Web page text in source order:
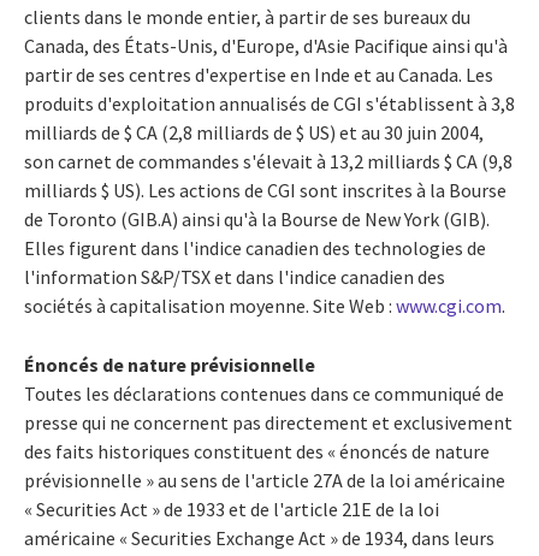
clients dans le monde entier, à partir de ses bureaux du
Canada, des États-Unis, d'Europe, d'Asie Pacifique ainsi qu'à
partir de ses centres d'expertise en Inde et au Canada. Les
produits d'exploitation annualisés de CGI s'établissent à 3,8
milliards de $ CA (2,8 milliards de $ US) et au 30 juin 2004,
son carnet de commandes s'élevait à 13,2 milliards $ CA (9,8
milliards $ US). Les actions de CGI sont inscrites à la Bourse
de Toronto (GIB.A) ainsi qu'à la Bourse de New York (GIB).
Elles figurent dans l'indice canadien des technologies de
l'information S&P/TSX et dans l'indice canadien des
sociétés à capitalisation moyenne. Site Web : www.cgi.com.
Énoncés de nature prévisionnelle
Toutes les déclarations contenues dans ce communiqué de
presse qui ne concernent pas directement et exclusivement
des faits historiques constituent des « énoncés de nature
prévisionnelle » au sens de l'article 27A de la loi américaine
« Securities Act » de 1933 et de l'article 21E de la loi
américaine « Securities Exchange Act » de 1934, dans leurs